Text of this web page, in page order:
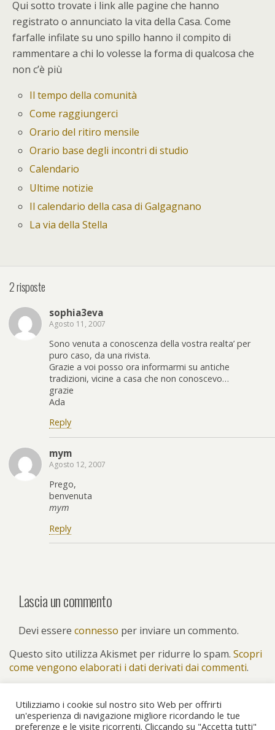
Qui sotto trovate i link alle pagine che hanno
registrato o annunciato la vita della Casa. Come
farfalle infilate su uno spillo hanno il compito di
rammentare a chi lo volesse la forma di qualcosa che
non c’è più
Il tempo della comunità
Come raggiungerci
Orario del ritiro mensile
Orario base degli incontri di studio
Calendario
Ultime notizie
Il calendario della casa di Galgagnano
La via della Stella
2 risposte
sophia3eva
Agosto 11, 2007
Sono venuta a conoscenza della vostra realta’ per
puro caso, da una rivista.
Grazie a voi posso ora informarmi su antiche
tradizioni, vicine a casa che non conoscevo…
grazie
Ada
Reply
mym
Agosto 12, 2007
Prego,
benvenuta
mym
Reply
Lascia un commento
Devi essere connesso per inviare un commento.
Questo sito utilizza Akismet per ridurre lo spam. Scopri
come vengono elaborati i dati derivati dai commenti.
Utilizziamo i cookie sul nostro sito Web per offrirti
un'esperienza di navigazione migliore ricordando le tue
preferenze e le visite ricorrenti. Cliccando su "Accetta tutti"